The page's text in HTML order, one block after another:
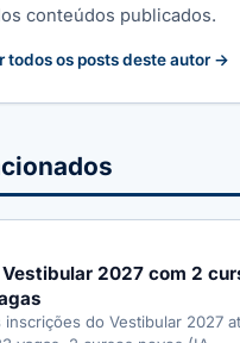
conteúdos publicados.
todos os posts deste autor →
2027 com 2
inscrições do Vestibular 2027